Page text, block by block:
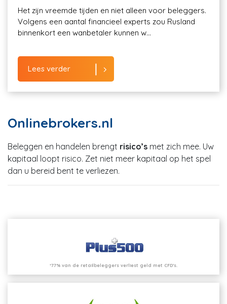
Het zijn vreemde tijden en niet alleen voor beleggers.
Volgens een aantal financieel experts zou Rusland
binnenkort een wanbetaler kunnen w...
Lees verder
Onlinebrokers.nl
Beleggen en handelen brengt risico’s met zich mee. Uw
kapitaal loopt risico. Zet niet meer kapitaal op het spel
dan u bereid bent te verliezen.
*77% van de retailbeleggers verliest geld met CFD’s.